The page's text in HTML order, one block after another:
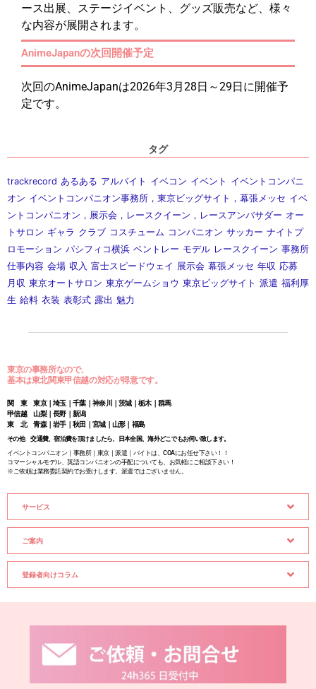
ース出展、ステージイベント、グッズ販売など、様々
な内容が展開されます。
AnimeJapanの次回開催予定
次回のAnimeJapanは2026年3月28日～29日に開催予
定です。
タグ
trackrecord あるある アルバイト イベコン イベント イベントコンパニ
オン イベントコンパニオン事務所，東京ビッグサイト，幕張メッセ イベ
ントコンパニオン，展示会，レースクイーン，レースアンバサダー オー
トサロン ギャラ クラブ コスチューム コンパニオン サッカー ナイトプ
ロモーション パシフィコ横浜 ベントレー モデル レースクイーン 事務所
仕事内容 会場 収入 富士スピードウェイ 展示会 幕張メッセ 年収 応募
月収 東京オートサロン 東京ゲームショウ 東京ビッグサイト 派遣 福利厚
生 給料 衣装 表彰式 露出 魅力
東京の事務所なので、
基本は東北関東甲信越の対応が得意です。
関 東 東京｜埼玉｜千葉｜神奈川｜茨城｜栃木｜群馬
甲信越 山梨｜長野｜新潟
東 北 青森｜岩手｜秋田｜宮城｜山形｜福島
その他 交通費、宿泊費を頂けましたら、日本全国、海外どこでもお伺い致します。
イベントコンパニオン｜事務所｜東京｜派遣｜バイトは、COAにお任せ下さい！！
コマーシャルモデル、英語コンパニオンの手配についても、お気軽にご相談下さい！
※ご依頼は業務委託契約でお受けします。派遣ではございません。
サービス
ご案内
登録者向けコラム